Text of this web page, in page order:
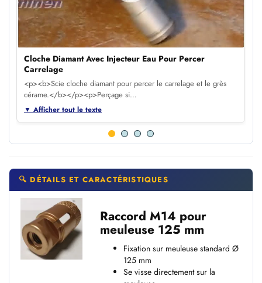
Cloche Diamant Avec Injecteur Eau Pour Percer
Carrelage
<p><b>Scie cloche diamant pour percer le carrelage et le grès
cérame.</b></p><p>Perçage si…
▼ Afficher tout le texte
🔍 DÉTAILS ET CARACTÉRISTIQUES
Raccord M14 pour
meuleuse 125 mm
Fixation sur meuleuse standard Ø
125 mm
Se visse directement sur la